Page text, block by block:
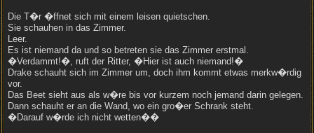
Die T�r �ffnet sich mit einem leisen quietschen.
Sie schauhen in das Zimmer.
Leer.
Es ist niemand da und so betreten sie das Zimmer erstmal.
�Verdammt!�, ruft der Ritter, �Hier ist auch niemand!�
Drake schauht sich im Zimmer um, doch ihm kommt etwas merkw�rdig
vor.
Das Beet sieht aus als w�re bis vor kurzem noch jemand darin gelegen.
Dann schauht er an die Wand, wo ein gro�er Schrank steht.
�Darauf w�rde ich nicht wetten��